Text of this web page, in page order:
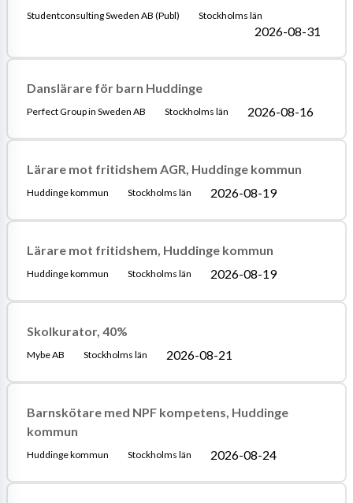
Studentconsulting Sweden AB (Publ) Stockholms län
2026-08-31
Danslärare för barn Huddinge
Perfect Group in Sweden AB Stockholms län 2026-08-16
Lärare mot fritidshem AGR, Huddinge kommun
Huddinge kommun Stockholms län 2026-08-19
Lärare mot fritidshem, Huddinge kommun
Huddinge kommun Stockholms län 2026-08-19
Skolkurator, 40%
Mybe AB Stockholms län 2026-08-21
Barnskötare med NPF kompetens, Huddinge
kommun
Huddinge kommun Stockholms län 2026-08-24